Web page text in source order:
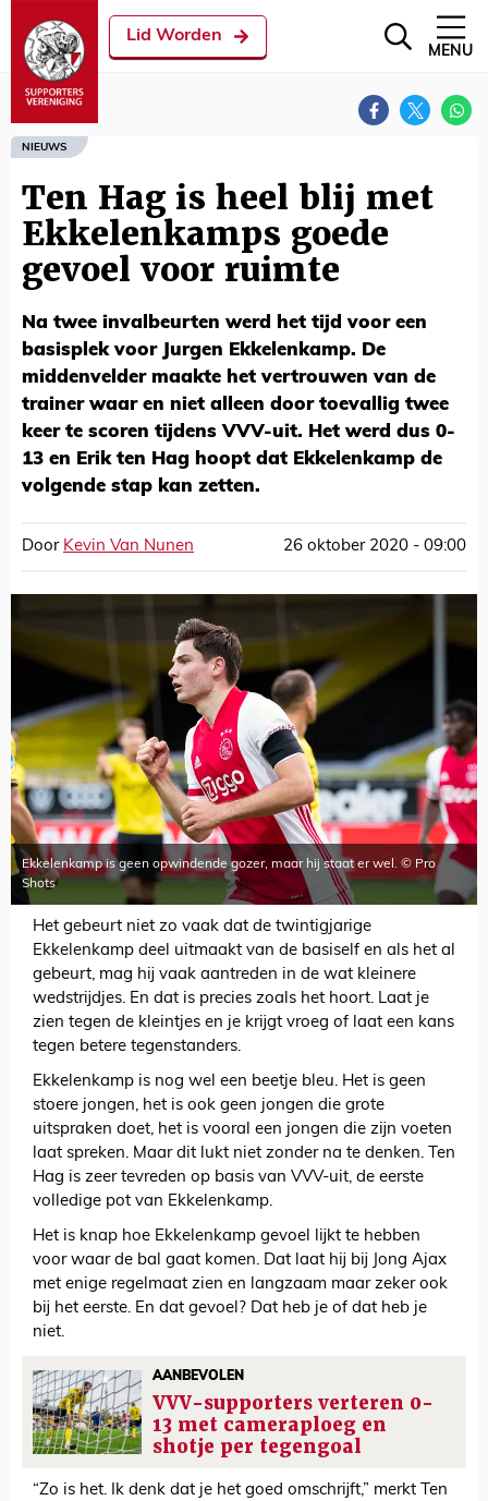
Lid Worden
MENU
NIEUWS
Ten Hag is heel blij met
Ekkelenkamps goede
gevoel voor ruimte
Na twee invalbeurten werd het tijd voor een
basisplek voor Jurgen Ekkelenkamp. De
middenvelder maakte het vertrouwen van de
trainer waar en niet alleen door toevallig twee
keer te scoren tijdens VVV-uit. Het werd dus 0-
13 en Erik ten Hag hoopt dat Ekkelenkamp de
volgende stap kan zetten.
Door Kevin Van Nunen 26 oktober 2020 - 09:00
Ekkelenkamp is geen opwindende gozer, maar hij staat er wel. © Pro
Shots
Het gebeurt niet zo vaak dat de twintigjarige
Ekkelenkamp deel uitmaakt van de basiself en als het al
gebeurt, mag hij vaak aantreden in de wat kleinere
wedstrijdjes. En dat is precies zoals het hoort. Laat je
zien tegen de kleintjes en je krijgt vroeg of laat een kans
tegen betere tegenstanders.
Ekkelenkamp is nog wel een beetje bleu. Het is geen
stoere jongen, het is ook geen jongen die grote
uitspraken doet, het is vooral een jongen die zijn voeten
laat spreken. Maar dit lukt niet zonder na te denken. Ten
Hag is zeer tevreden op basis van VVV-uit, de eerste
volledige pot van Ekkelenkamp.
Het is knap hoe Ekkelenkamp gevoel lijkt te hebben
voor waar de bal gaat komen. Dat laat hij bij Jong Ajax
met enige regelmaat zien en langzaam maar zeker ook
bij het eerste. En dat gevoel? Dat heb je of dat heb je
niet.
AANBEVOLEN
VVV-supporters verteren 0-
13 met cameraploeg en
shotje per tegengoal
“Zo is het. Ik denk dat je het goed omschrijft,” merkt Ten